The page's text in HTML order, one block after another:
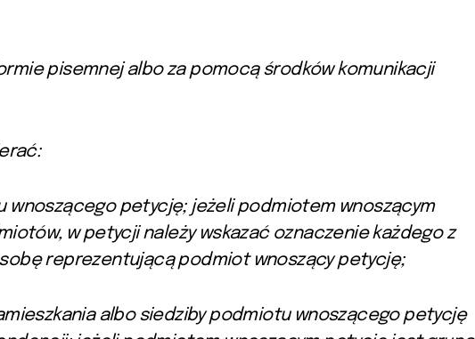
pisemnej albo za pomocą środków komunikacji
wnoszącego petycję; jeżeli podmiotem wnoszącym
w petycji należy wskazać oznaczenie każdego z
reprezentującą podmiot wnoszący petycję;
albo siedziby podmiotu wnoszącego petycję